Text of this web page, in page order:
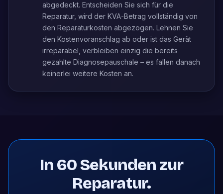
abgedeckt. Entscheiden Sie sich für die
Reparatur, wird der KVA-Betrag vollständig von
den Reparaturkosten abgezogen. Lehnen Sie
den Kostenvoranschlag ab oder ist das Gerät
irreparabel, verbleiben einzig die bereits
gezahlte Diagnosepauschale – es fallen danach
keinerlei weitere Kosten an.
In 60 Sekunden zur
Reparatur.